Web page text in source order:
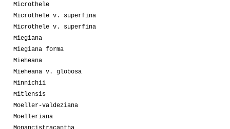
Microthele
Microthele v. superfina
Microthele v. superfina
Miegiana
Miegiana forma
Mieheana
Mieheana v. globosa
Minnichii
Mitlensis
Moeller-valdeziana
Moelleriana